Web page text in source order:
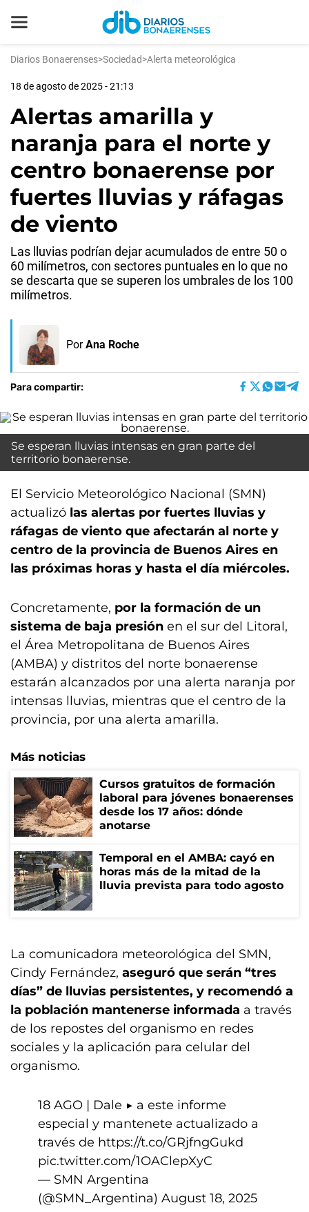
Diarios Bonaerenses>Sociedad>Alerta meteorológica
18 de agosto de 2025 - 21:13
Alertas amarilla y
naranja para el norte y
centro bonaerense por
fuertes lluvias y ráfagas
de viento
Las lluvias podrían dejar acumulados de entre 50 o
60 milímetros, con sectores puntuales en lo que no
se descarta que se superen los umbrales de los 100
milímetros.
Por Ana Roche
Para compartir:
Se esperan lluvias intensas en gran parte del
territorio bonaerense.
El Servicio Meteorológico Nacional (SMN)
actualizó las alertas por fuertes lluvias y
ráfagas de viento que afectarán al norte y
centro de la provincia de Buenos Aires en
las próximas horas y hasta el día miércoles.
Concretamente, por la formación de un
sistema de baja presión en el sur del Litoral,
el Área Metropolitana de Buenos Aires
(AMBA) y distritos del norte bonaerense
estarán alcanzados por una alerta naranja por
intensas lluvias, mientras que el centro de la
provincia, por una alerta amarilla.
Más noticias
Cursos gratuitos de formación
laboral para jóvenes bonaerenses
desde los 17 años: dónde
anotarse
Temporal en el AMBA: cayó en
horas más de la mitad de la
lluvia prevista para todo agosto
La comunicadora meteorológica del SMN,
Cindy Fernández, aseguró que serán “tres
días” de lluvias persistentes, y recomendó a
la población mantenerse informada a través
de los repostes del organismo en redes
sociales y la aplicación para celular del
organismo.
18 AGO | Dale ▶️ a este informe
especial y mantenete actualizado a
través de https://t.co/GRjfngGukd
pic.twitter.com/1OAClepXyC
— SMN Argentina
(@SMN_Argentina) August 18, 2025